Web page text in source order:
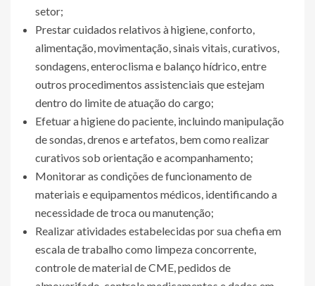
setor;
Prestar cuidados relativos à higiene, conforto,
alimentação, movimentação, sinais vitais, curativos,
sondagens, enteroclisma e balanço hídrico, entre
outros procedimentos assistenciais que estejam
dentro do limite de atuação do cargo;
Efetuar a higiene do paciente, incluindo manipulação
de sondas, drenos e artefatos, bem como realizar
curativos sob orientação e acompanhamento;
Monitorar as condições de funcionamento de
materiais e equipamentos médicos, identificando a
necessidade de troca ou manutenção;
Realizar atividades estabelecidas por sua chefia em
escala de trabalho como limpeza concorrente,
controle de material de CME, pedidos de